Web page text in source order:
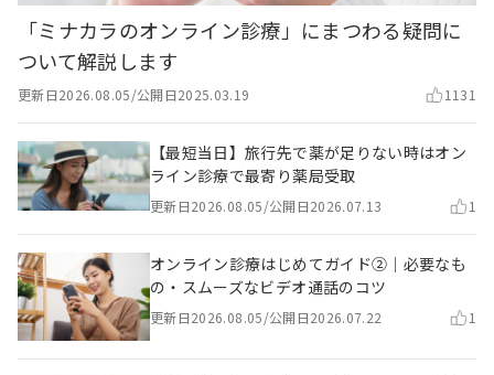
「ミナカラのオンライン診療」にまつわる疑問に
ついて解説します
更新日2026.08.05/公開日2025.03.19 1131
【最短当日】旅行先で薬が足りない時はオン
ライン診療で最寄り薬局受取
更新日2026.08.05/公開日2026.07.13 1
オンライン診療はじめてガイド②｜必要なも
の・スムーズなビデオ通話のコツ
更新日2026.08.05/公開日2026.07.22 1